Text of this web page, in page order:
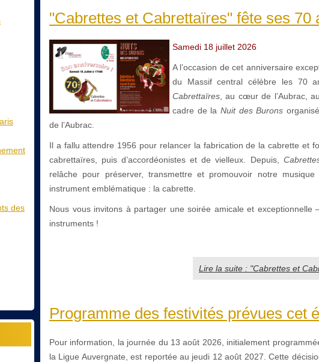
des
"Cabrettes et Cabrettaïres" fête ses 70
Samedi 18 juillet 2026
A l’occasion de cet anniversaire
du Massif central célèbre les 70
Cabrettaïres , au cœur de l’Aubrac,
cadre de la Nuit des Burons
de l’Aubrac.
Il a fallu attendre 1956 pour relancer la fabrication de la cabrette et
cabrettaïres, puis d’accordéonistes et de vielleux. Depuis,
relâche pour préserver, transmettre et promouvoir notre
instrument emblématique : la cabrette.
Nous vous invitons à partager une soirée amicale et
instruments !
Lire la suite : "Cabrettes et
Programme des festivités prévues cet
Pour information, la journée du 13 août 2026, initialement
la Ligue Auvergnate, est reportée au jeudi 12 août 2027. Cette